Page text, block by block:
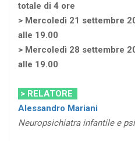
totale di 4 ore
> Mercoledì 21 settembre
alle 19.00
> Mercoledì 28 settembre
alle 19.00
> RELATORE
Alessandro Mariani
Neuropsichiatra infantile e